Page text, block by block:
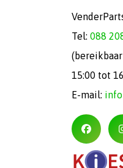
Tel: 088
15:00 tot
E-mail: